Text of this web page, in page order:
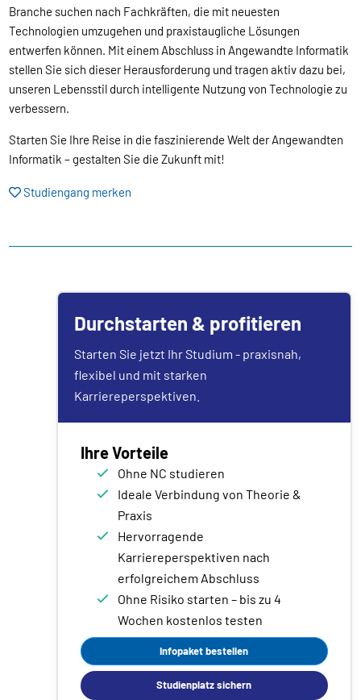
Branche suchen nach Fachkräften, die mit neuesten
Technologien umzugehen und praxistaugliche Lösungen
entwerfen können. Mit einem Abschluss in Angewandte Informatik
stellen Sie sich dieser Herausforderung und tragen aktiv dazu bei,
unseren Lebensstil durch intelligente Nutzung von Technologie zu
verbessern.
Starten Sie Ihre Reise in die faszinierende Welt der Angewandten
Informatik – gestalten Sie die Zukunft mit!
Studiengang merken
Durchstarten & profitieren
Starten Sie jetzt Ihr Studium - praxisnah,
flexibel und mit starken
Karriereperspektiven.
Ihre Vorteile
Ohne NC studieren
Ideale Verbindung von Theorie &
Praxis
Hervorragende
Karriereperspektiven nach
erfolgreichem Abschluss
Ohne Risiko starten – bis zu 4
Wochen kostenlos testen
Infopaket bestellen
Studienplatz sichern